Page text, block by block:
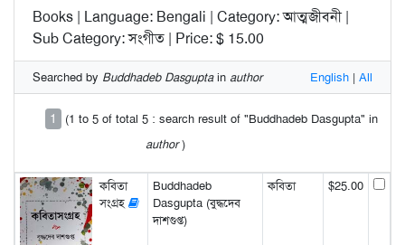
Books | Language: Bengali | Category: আত্মজীবনী |
Sub Category: সংগীত | Price: $ 15.00
Searched by Buddhadeb Dasguptain author English | All
1
(1 to 5 of total 5 : search result of "Buddhadeb Dasgupta" in
author)
কবিতা
সংগ্রহ
Buddhadeb
Dasgupta (বুদ্ধদেব
দাশগুপ্ত)
কবিতা $25.00